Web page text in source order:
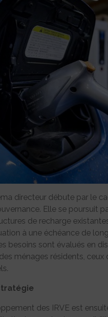
directeur débute par le
Elle se poursuit
de recharge
à une échéance de
besoins sont évalués en
ménages résidents,
des IRVE est